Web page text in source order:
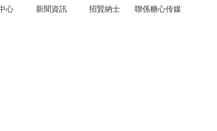
心 新聞資訊 招賢納士 聯係糖心传媒